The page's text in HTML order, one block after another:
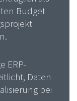
Budget
ERP-
Daten
bei